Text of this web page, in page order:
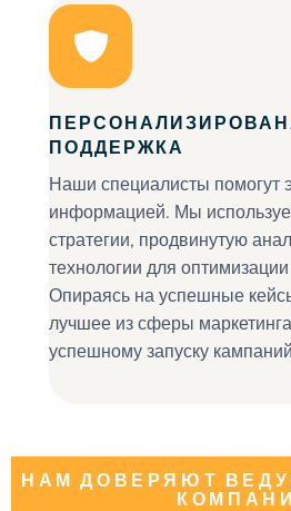
ПОДДЕРЖКА
Наши специалисты помогут
информацией. Мы
стратегии, продвинутую
технологии для
Опираясь на успешные
лучшее из сферы
успешному запуску
НАМ ДОВЕРЯЮТ